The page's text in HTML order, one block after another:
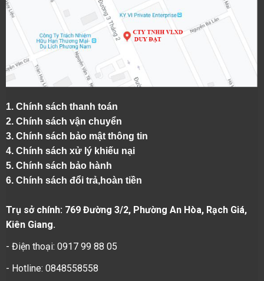
1. Chính sách thanh toán
2. Chính sách vận chuyển
3. Chính sách bảo mật thông tin
4. Chính sách xử lý khiếu nại
5. Chính sách bảo hành
6. Chính sách đổi trả,hoàn tiền
Trụ sở chính: 769 Đường 3/2, Phường An Hòa, Rạch Giá,
Kiên Giang.
- Điện thoại: 0917 99 88 05
- Hotline: 0848558558